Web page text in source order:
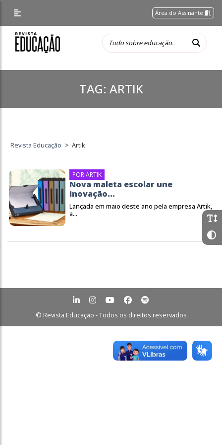
Área do Assinante
TAG: ARTIK
Revista Educação > Artik
POR ARTIK
Nova maleta escolar une
inovação...
Lançada em maio deste ano pela empresa Artik,
a...
© Revista Educação - Todos os direitos reservados